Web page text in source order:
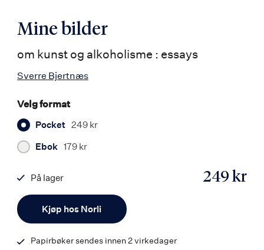
Mine bilder
om kunst og alkoholisme : essays
Sverre Bjertnæs
Velg format
Pocket 249 kr
Ebok 179 kr
Kjøp hos Norli
249 kr
På lager
9788203460999
Papirbøker sendes innen 2 virkedager